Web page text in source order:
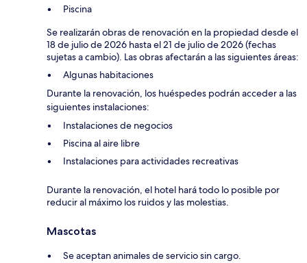
Piscina
Se realizarán obras de renovación en la propiedad desde el
18 de julio de 2026 hasta el 21 de julio de 2026 (fechas
sujetas a cambio). Las obras afectarán a las siguientes áreas:
Algunas habitaciones
Durante la renovación, los huéspedes podrán acceder a las
siguientes instalaciones:
Instalaciones de negocios
Piscina al aire libre
Instalaciones para actividades recreativas
Durante la renovación, el hotel hará todo lo posible por
reducir al máximo los ruidos y las molestias.
Mascotas
Se aceptan animales de servicio sin cargo.